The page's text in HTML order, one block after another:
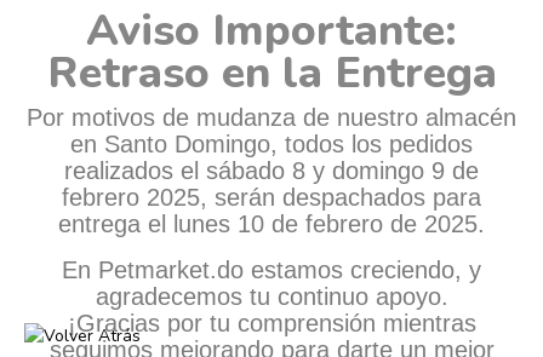
Aviso Importante:
Retraso en la Entrega
Por motivos de mudanza de nuestro almacén
en Santo Domingo, todos los pedidos
realizados el sábado 8 y domingo 9 de
febrero 2025, serán despachados para
entrega el lunes 10 de febrero de 2025.
En Petmarket.do estamos creciendo, y
agradecemos tu continuo apoyo.
¡Gracias por tu comprensión mientras
seguimos mejorando para darte un mejor